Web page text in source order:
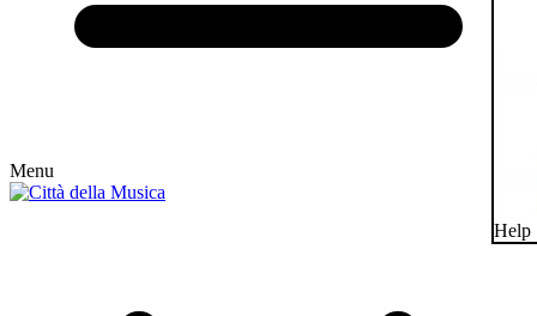
Menu
Help